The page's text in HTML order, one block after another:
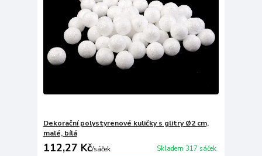
Dekorační polystyrenové kuličky s glitry Ø2 cm,
malé, bílá
112,27 Kč/sáček Skladem 317 sáček